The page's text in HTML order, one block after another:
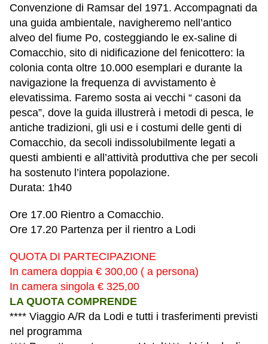
Convenzione di Ramsar del 1971. Accompagnati da
una guida ambientale, navigheremo nell’antico
alveo del fiume Po, costeggiando le ex-saline di
Comacchio, sito di nidificazione del fenicottero: la
colonia conta oltre 10.000 esemplari e durante la
navigazione la frequenza di avvistamento è
elevatissima. Faremo sosta ai vecchi “ casoni da
pesca”, dove la guida illustrerà i metodi di pesca, le
antiche tradizioni, gli usi e i costumi delle genti di
Comacchio, da secoli indissolubilmente legati a
questi ambienti e all’attività produttiva che per secoli
ha sostenuto l’intera popolazione.
Durata: 1h40
Ore 17.00 Rientro a Comacchio.
Ore 17.20 Partenza per il rientro a Lodi
QUOTA DI PARTECIPAZIONE
In camera doppia € 300,00 ( a persona)
In camera singola € 325,00
LA QUOTA COMPRENDE
**** Viaggio A/R da Lodi e tutti i trasferimenti previsti
nel programma